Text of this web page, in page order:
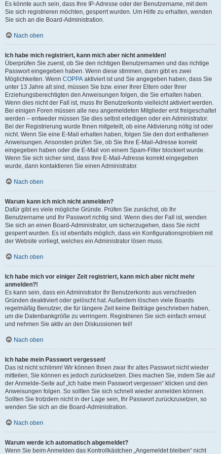
Es könnte auch sein, dass Ihre IP-Adresse oder der Benutzername, mit dem
Sie sich registrieren möchten, gesperrt wurden. Um Hilfe zu erhalten, wenden
Sie sich an die Board-Administration.
Nach oben
Ich habe mich registriert, kann mich aber nicht anmelden!
Überprüfen Sie zuerst, ob Sie den richtigen Benutzernamen und das richtige
Passwort eingegeben haben. Wenn diese stimmen, dann gibt es zwei
Möglichkeiten. Wenn COPPA aktiviert ist und Sie angegeben haben, dass Sie
unter 13 Jahre alt sind, müssen Sie bzw. einer Ihrer Eltern oder Ihrer
Erziehungsberechtigten den Anweisungen folgen, die Sie erhalten haben.
Wenn dies nicht der Fall ist, muss Ihr Benutzerkonto vielleicht aktiviert werden.
Bei einigen Foren müssen alle neu angemeldeten Mitglieder erst freigeschaltet
werden – entweder müssen Sie dies selbst erledigen oder ein Administrator.
Bei der Registrierung wurde Ihnen mitgeteilt, ob eine Aktivierung nötig ist oder
nicht. Wenn Sie eine E-Mail erhalten haben, folgen Sie den dort enthaltenen
Anweisungen. Ansonsten prüfen Sie, ob Sie Ihre E-Mail-Adresse korrekt
eingegeben haben oder die E-Mail von einem Spam-Filter blockiert wurde.
Wenn Sie sich sicher sind, dass Ihre E-Mail-Adresse korrekt eingegeben
wurde, dann kontaktieren Sie einen Administrator.
Nach oben
Warum kann ich mich nicht anmelden?
Dafür gibt es viele mögliche Gründe. Prüfen Sie zunächst, ob Ihr
Benutzername und Ihr Passwort richtig sind. Wenn dies der Fall ist, wenden
Sie sich an einen Board-Administrator, um sicherzugehen, dass Sie nicht
gesperrt wurden. Es ist ebenfalls möglich, dass ein Konfigurationsproblem mit
der Website vorliegt, welches ein Administrator lösen muss.
Nach oben
Ich habe mich vor einiger Zeit registriert, kann mich aber nicht mehr
anmelden?!
Es kann sein, dass ein Administrator Ihr Benutzerkonto aus verschieden
Gründen deaktiviert oder gelöscht hat. Außerdem löschen viele Boards
regelmäßig Benutzer, die für längere Zeit keine Beiträge geschrieben haben,
um die Datenbankgröße zu verringern. Registrieren Sie sich einfach erneut
und nehmen Sie aktiv an den Diskussionen teil!
Nach oben
Ich habe mein Passwort vergessen!
Das ist nicht schlimm! Wir können Ihnen zwar Ihr altes Passwort nicht wieder
mitteilen, Sie können es jedoch zurücksetzen. Dies machen Sie, indem Sie auf
der Anmelde-Seite auf „Ich habe mein Passwort vergessen“ klicken und den
Anweisungen folgen. So sollten Sie sich schnell wieder anmelden können.
Sollten Sie trotzdem nicht in der Lage sein, Ihr Passwort zurückzusetzen, so
wenden Sie sich an die Board-Administration.
Nach oben
Warum werde ich automatisch abgemeldet?
Wenn Sie beim Anmelden das Kontrollkästchen „Angemeldet bleiben“ nicht